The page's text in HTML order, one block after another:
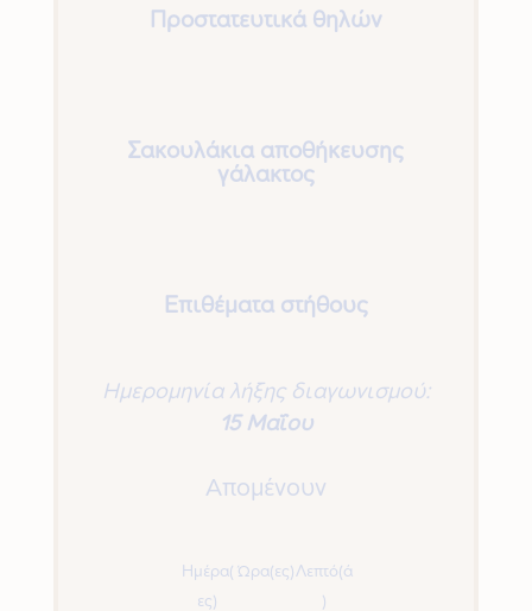
Προστατευτικά θηλών
Σακουλάκια αποθήκευσης
γάλακτος
Επιθέματα στήθους
Ημερομηνία λήξης διαγωνισμού:
15 Μαΐου
Απομένουν
Ημέρα(
ες)
Ώρα(ες) Λεπτό(ά
)